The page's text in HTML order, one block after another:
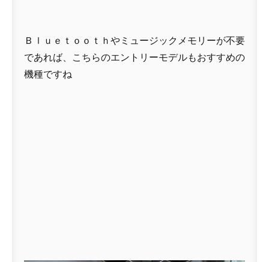
Ｂｌｕｅｔｏｏｔｈやミュージックメモリーが不要
であれば、こちらのエントリーモデルもおすすめの
機種ですね